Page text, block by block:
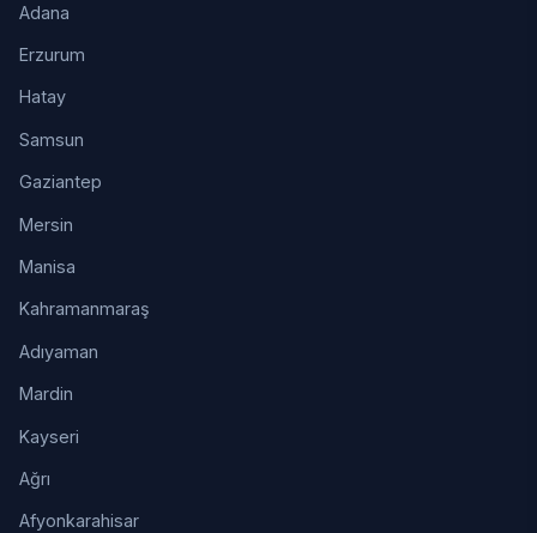
Adana
Erzurum
Hatay
Samsun
Gaziantep
Mersin
Manisa
Kahramanmaraş
Adıyaman
Mardin
Kayseri
Ağrı
Afyonkarahisar